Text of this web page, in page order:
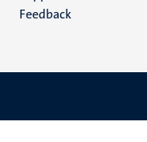
Feedback